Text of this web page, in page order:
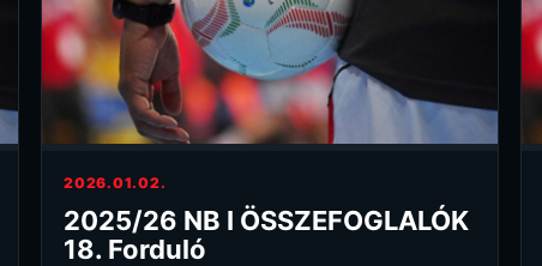
2026.01.02.
2025/26 NB I ÖSSZEFOGLALÓK
18. Forduló